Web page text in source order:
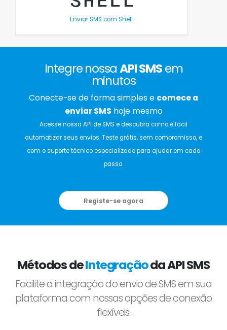
Enviar SMS com Shell
Integre nossaAPI SMSem
minutos
Conecte-se de forma simples e comece a
enviar SMS hoje mesmo
Acesse nossa API de SMS e descubra como é fácil
automatizar seus envios. Teste grátis, sem compromisso, e
com o suporte técnico especializado para ajudar em cada
passo.
Registe-se agora
Métodos deIntegraçãoda API SMS
Facilite a integração do envio de SMS em sua
plataforma com nossas opções de conexão
flexíveis.